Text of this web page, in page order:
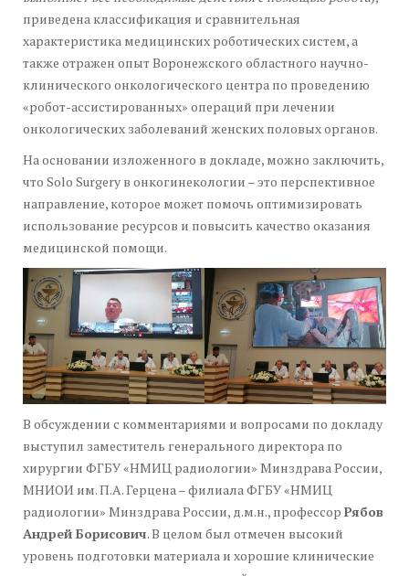
приведена классификация и сравнительная
характеристика медицинских роботических систем, а
также отражен опыт Воронежского областного научно-
клинического онкологического центра по проведению
«робот-ассистированных» операций при лечении
онкологических заболеваний женских половых органов.
На основании изложенного в докладе, можно заключить,
что Solo Surgery в онкогинекологии – это перспективное
направление, которое может помочь оптимизировать
использование ресурсов и повысить качество оказания
медицинской помощи.
В обсуждении с комментариями и вопросами по докладу
выступил заместитель генерального директора по
хирургии ФГБУ «НМИЦ радиологии» Минздрава России,
МНИОИ им. П.А. Герцена – филиала ФГБУ «НМИЦ
радиологии» Минздрава России, д.м.н., профессор Рябов
Андрей Борисович. В целом был отмечен высокий
уровень подготовки материала и хорошие клинические